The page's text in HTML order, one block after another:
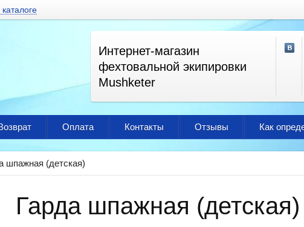
Интернет-магазин
фехтовальной экипировки
Mushketer
Оплата Контакты Отзывы Как
шпажная (детская)
Гарда шпажная (детская)